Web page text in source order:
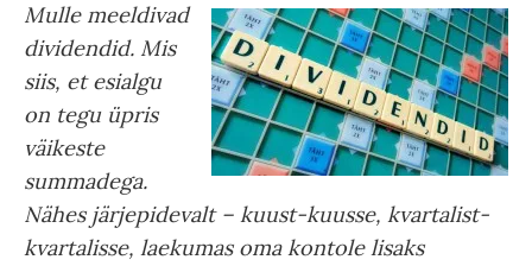
Mulle meeldivad
dividendid. Mis
siis, et esialgu
on tegu üpris
väikeste
summadega.
Nähes järjepidevalt – kuust-kuusse, kvartalist-
kvartalisse, laekumas oma kontole lisaks